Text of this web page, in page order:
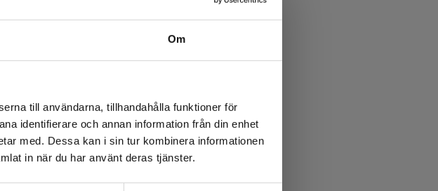
Om
till användarna, tillhandahålla funktioner för
identifierare och annan information från din enhet
med. Dessa kan i sin tur kombinera informationen
in när du har använt deras tjänster.
via en
leveranser utanför
måste
mer